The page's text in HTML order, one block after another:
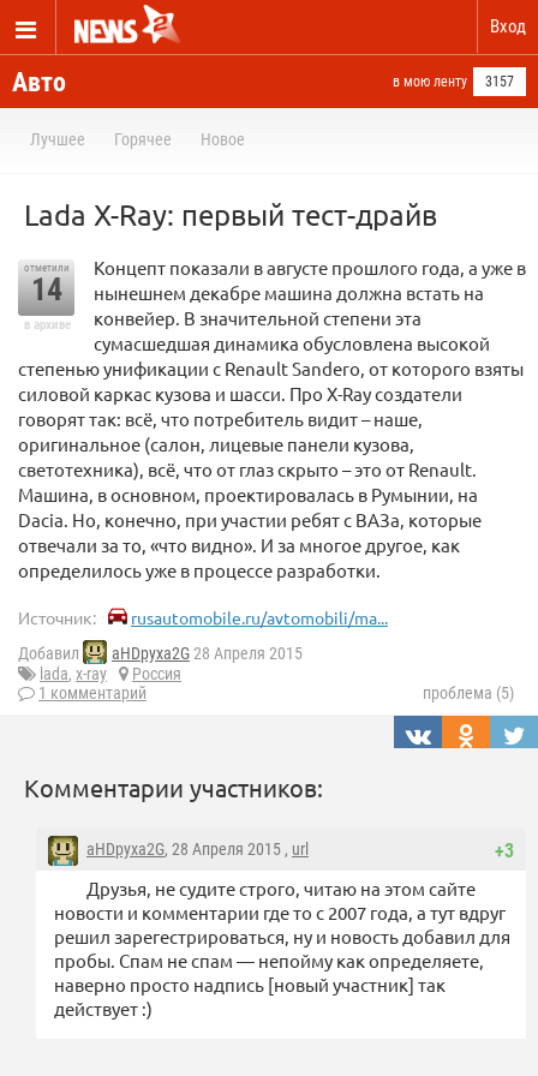
Вход
Авто в мою ленту 3157
Лучшее Горячее Новое
Lada X-Ray: первый тест-драйв
отметили
14
в архиве
Концепт показали в августе прошлого года, а уже в
нынешнем декабре машина должна встать на
конвейер. В значительной степени эта
сумасшедшая динамика обусловлена высокой
степенью унификации с Renault Sandero, от которого взяты
силовой каркас кузова и шасси. Про X-Ray создатели
говорят так: всё, что потребитель видит – наше,
оригинальное (салон, лицевые панели кузова,
светотехника), всё, что от глаз скрыто – это от Renault.
Машина, в основном, проектировалась в Румынии, на
Dacia. Но, конечно, при участии ребят с ВАЗа, которые
отвечали за то, «что видно». И за многое другое, как
определилось уже в процессе разработки.
Источник: rusautomobile.ru/avtomobili/ma...
Добавил aHDpyxa2G28 Апреля 2015
lada, x-ray
Россия
1 комментарий
проблема (5)
Комментарии участников:
+3
aHDpyxa2G, 28 Апреля 2015 , url
Друзья, не судите строго, читаю на этом сайте
новости и комментарии где то с 2007 года, а тут вдруг
решил зарегестрироваться, ну и новость добавил для
пробы. Спам не спам — непойму как определяете,
наверно просто надпись [новый участник] так
действует :)